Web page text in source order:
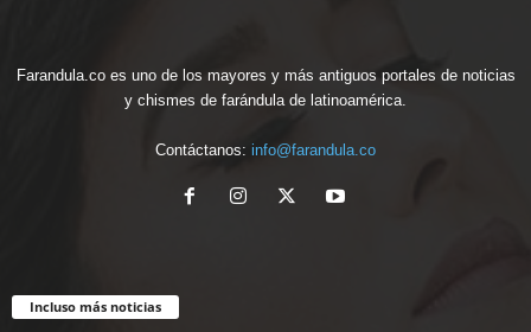
Farandula.co es uno de los mayores y más antiguos portales de noticias
y chismes de farándula de latinoamérica.
Contáctanos: info@farandula.co
Incluso más noticias